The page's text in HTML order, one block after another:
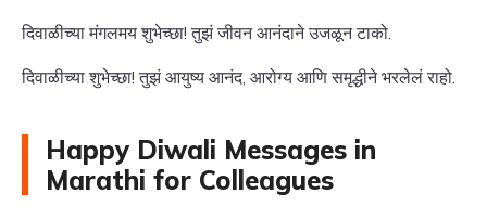
दिवाळीच्या मंगलमय शुभेच्छा! तुझं जीवन आनंदाने उजळून टाको.
दिवाळीच्या शुभेच्छा! तुझं आयुष्य आनंद, आरोग्य आणि समृद्धीने भरलेलं राहो.
Happy Diwali Messages in
Marathi for Colleagues